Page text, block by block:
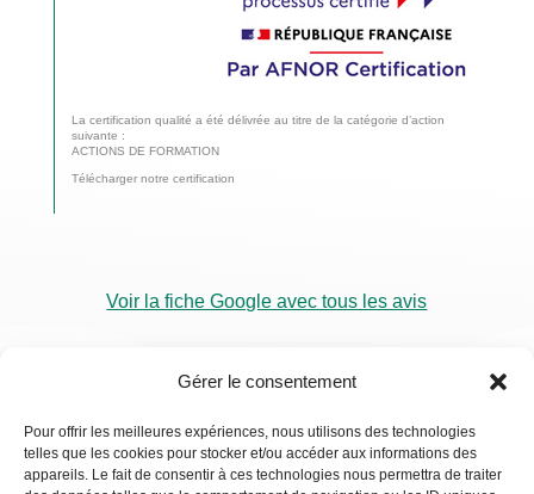
Gérer le consentement
Pour offrir les meilleures expériences, nous utilisons des technologies
telles que les cookies pour stocker et/ou accéder aux informations des
appareils. Le fait de consentir à ces technologies nous permettra de traiter
La certification qualité a été délivrée au titre de la catégorie d’action
suivante :
ACTIONS DE FORMATION
Télécharger notre certification
Voir la fiche Google avec tous les avis
RDV
Visio